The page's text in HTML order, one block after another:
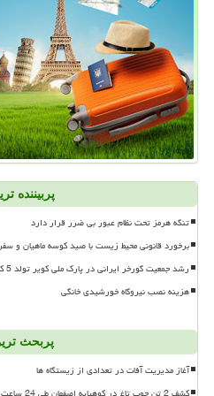
پربیننده
تنگه هرمز تحت نظام عبور بی ضرر قرار دارد
برخورد قانونی محیط زیست با صید کوسه ماهیان و
رشد جمعیت گورخر ایرانی در پارک ملی کویر تولد 5 کره جدید در گرمسار
هزینه نصب نیروگاه خورشیدی خانگی
پربحث
آغاز مدیریت آفات در تعدادی از زیستگاه ها